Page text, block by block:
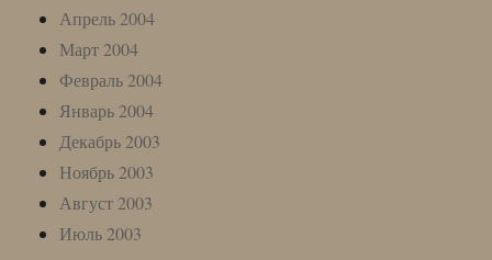
Апрель 2004
Март 2004
Февраль 2004
Январь 2004
Декабрь 2003
Ноябрь 2003
Август 2003
Июль 2003